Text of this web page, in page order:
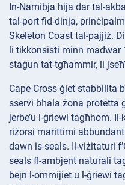
In-Namibja hija dar tal-
tal-port fid-dinja,
Skeleton Coast tal-pajjiż.
li tikkonsisti minn madwar
staġun tat-tgħammir, li
Cape Cross ġiet stabbilita
sservi bħala żona protetta
jerbe’u l-ġriewi tagħhom.
riżorsi marittimi
dawn is-seals. Il-viżitaturi
seals fl-ambjent naturali
bejn l-ommijiet u l-ġriewi